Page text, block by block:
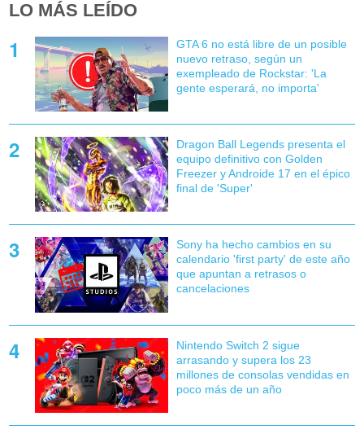
LO MÁS LEÍDO
GTA 6 no está libre de un posible
nuevo retraso, según un
exempleado de Rockstar: 'La
gente esperará, no importa'
Dragon Ball Legends presenta el
equipo definitivo con Golden
Freezer y Androide 17 en el épico
final de 'Super'
Sony ha hecho cambios en su
calendario 'first party' de este año
que apuntan a retrasos o
cancelaciones
Nintendo Switch 2 sigue
arrasando y supera los 23
millones de consolas vendidas en
poco más de un año